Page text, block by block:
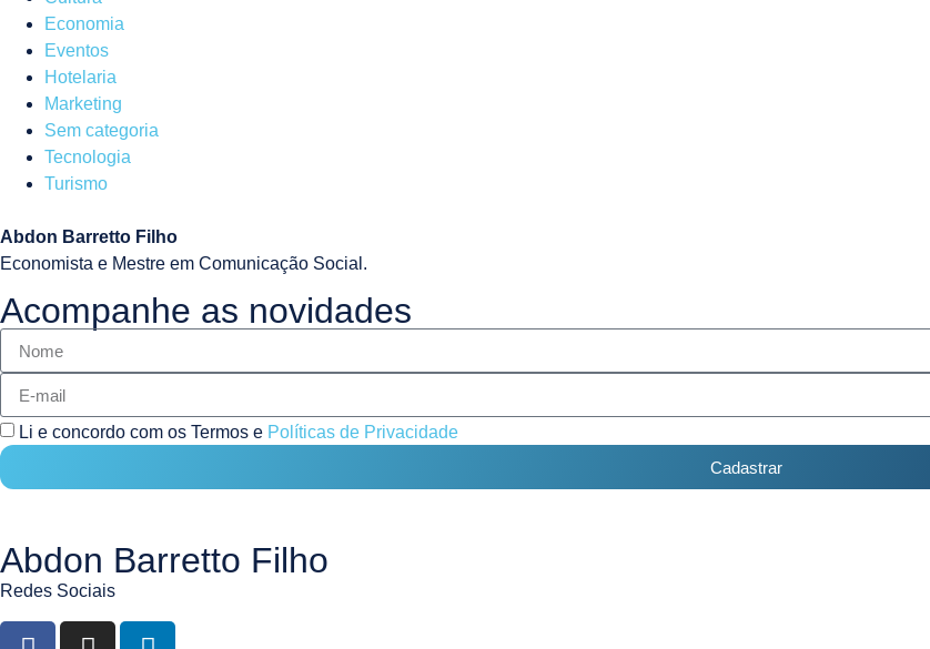
Economia
Eventos
Hotelaria
Marketing
Sem categoria
Tecnologia
Turismo
Abdon Barretto Filho
Economista e Mestre em Comunicação Social.
Acompanhe as novidades
Li e concordo com os Termos e Políticas de Privacidade
Cadastrar
Abdon Barretto Filho
Redes Sociais